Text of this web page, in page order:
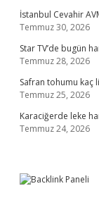
İstanbul Cevahir
Temmuz 30, 2026
Star TV’de bugün
Temmuz 28, 2026
Safran tohumu kaç
Temmuz 25, 2026
Karaciğerde leke
Temmuz 24, 2026